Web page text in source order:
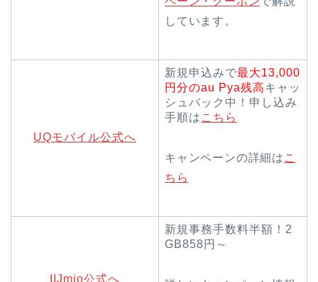
しています。
UQモバイル公式へ
新規申込みで最大13,000
円分のau Pya残高キャッ
シュバック中！申し込み
手順は こちら
キャンペーンの詳細は こ
ちら
IIJmio公式へ
新規事務手数料半額！2
GB858円～